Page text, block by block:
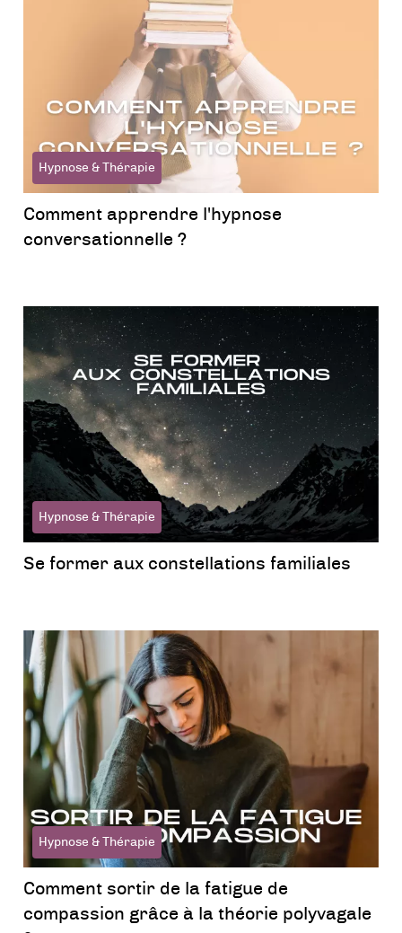
Hypnose & Thérapie
Comment apprendre l'hypnose
conversationnelle ?
Hypnose & Thérapie
Se former aux constellations familiales
Hypnose & Thérapie
Comment sortir de la fatigue de
compassion grâce à la théorie polyvagale